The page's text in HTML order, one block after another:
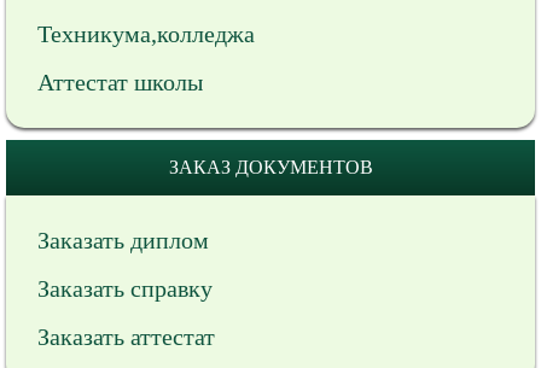
Техникума,колледжа
Аттестат школы
ЗАКАЗ ДОКУМЕНТОВ
Заказать диплом
Заказать справку
Заказать аттестат